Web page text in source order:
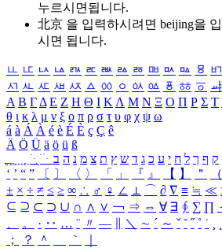
누르시면됩니다.
北京 을 입력하시려면 beijing을
시면 됩니다.
ㅥ ㅦ ㅧ ㅨ ㅩ ㅪ ㅫ ㅬ ㅭ ㅮ ㅯ ㅰ ㅱ ㅲ
ㅺ ㅻ ㅼ ㅽ ㅾ ㅿ ㆀ ㆁ ㆂ ㆃ ㆄ ㆅ ㆆ ㆇ
Α Β ΓΔ Ε Ζ Η Θ Ι ΚΛ Μ Ν Ξ Ο Π Ρ Σ Τ
θ ι κ λ μ ν ξ ο π ρ σ τ υ φ χ ψ ω
á à Á À é è É È ç Ç ê
Ä Ö Ü ä ö ü ß
ִֶֹ ֻּ ׁׂ ק ף ך ל ח י ע כ ג ד ש ץ ת צ מ נ ה ב
‘ ’ “ ” 〔 〕 〈 〉 「 」 『 』 【 】 ＂ （
± × ÷ ≠ ≤ ≥ ∞ ∴ ♂ ♀ ∠ ⊥ ⌒ ∂ ∇ ≡ ≒ ≪
⊆ ⊇ ⊂ ⊃ ∪ ∩ ∧ ∨ ￢ ⇒ ⇔ ∀ ∃ ∮ ∑ ∏
、
。 · ‥ … ¨ 〃 ― ＼ ∼ ´ ～ ˇ ˘ ˝ ˚ ˙ ¸
；
？ ＾ ｀